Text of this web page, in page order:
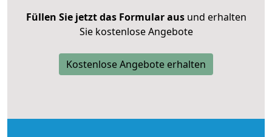
Füllen Sie jetzt das Formular ausund erhalten
Sie kostenlose Angebote
Kostenlose Angebote erhalten